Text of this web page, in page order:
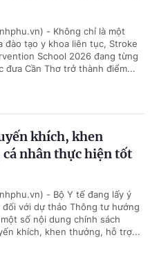
- Không chỉ là một
đào tạo y khoa liên tục, Stroke
School 2026 đang từng
đưa Cần Thơ trở thành điểm...
khích, khen
nhân thực hiện tốt
- Bộ Y tế đang lấy ý
đối với dự thảo Thông tư hướng
số nội dung chính sách
khích, khen thưởng, hỗ trợ...